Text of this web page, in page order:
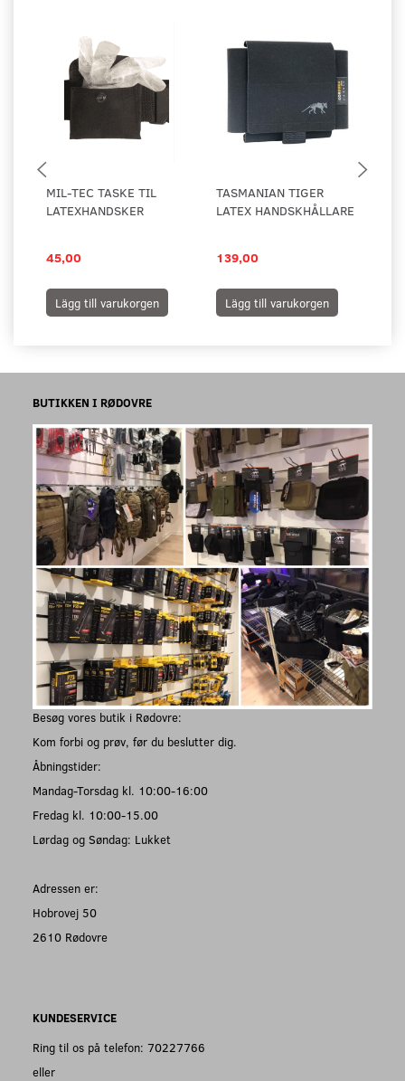
MIL-TEC TASKE TIL
LATEXHANDSKER
45,00
Lägg till varukorgen
TASMANIAN TIGER
LATEX HANDSKHÅLLARE
139,00
Lägg till varukorgen
BUTIKKEN I RØDOVRE
Besøg vores butik i Rødovre:
Kom forbi og prøv, før du beslutter dig.
Åbningstider:
Mandag-Torsdag kl. 10:00-16:00
Fredag kl. 10:00-15.00
Lørdag og Søndag: Lukket
Adressen er:
Hobrovej 50
2610 Rødovre
KUNDESERVICE
Ring til os på telefon: 70227766
eller